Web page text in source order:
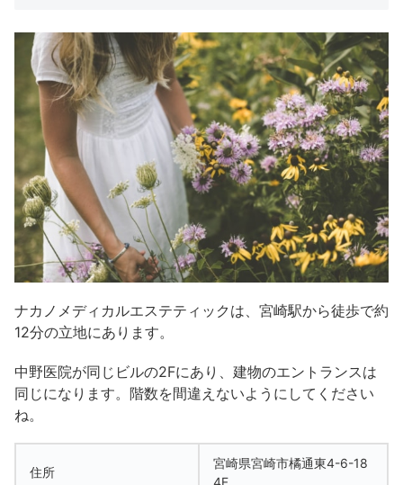
ナカノメディカルエステティックは、宮崎駅から徒歩で約
12分の立地にあります。
中野医院が同じビルの2Fにあり、建物のエントランスは
同じになります。階数を間違えないようにしてください
ね。
住所
宮崎県宮崎市橘通東4-6-18
4F